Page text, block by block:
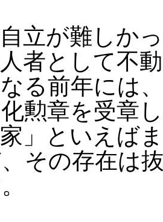
立が難しか
者として不
る前年には
勲章を受章
」といえば
その存在は